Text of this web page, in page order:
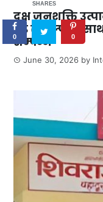
दक्ष जनशक्ति
दृढ संकल्पका
सम्पन्न
June 30, 2026 by
SHARES
0 0